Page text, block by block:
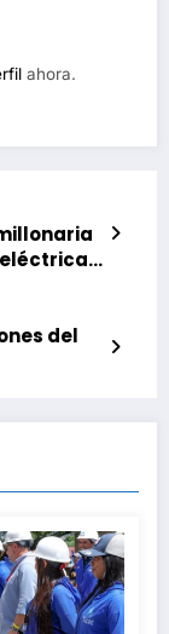
ahora.
del